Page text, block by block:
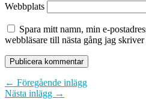
Webbplats
Spara mitt namn, min e-
webbläsare till nästa gång jag
← Föregående inlägg
Nästa inlägg →